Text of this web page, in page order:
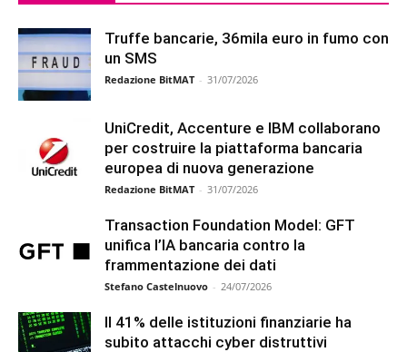
Truffe bancarie, 36mila euro in fumo con
un SMS
Redazione BitMAT - 31/07/2026
UniCredit, Accenture e IBM collaborano
per costruire la piattaforma bancaria
europea di nuova generazione
Redazione BitMAT - 31/07/2026
Transaction Foundation Model: GFT
unifica l’IA bancaria contro la
frammentazione dei dati
Stefano Castelnuovo - 24/07/2026
Il 41% delle istituzioni finanziarie ha
subito attacchi cyber distruttivi